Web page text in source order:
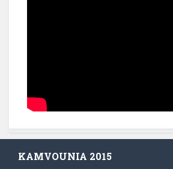
KAMVOUNIA 2015